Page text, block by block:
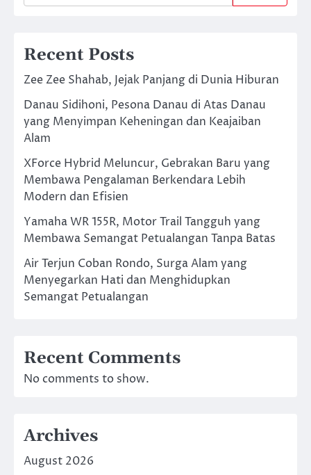
Recent Posts
Zee Zee Shahab, Jejak Panjang di Dunia Hiburan
Danau Sidihoni, Pesona Danau di Atas Danau
yang Menyimpan Keheningan dan Keajaiban
Alam
XForce Hybrid Meluncur, Gebrakan Baru yang
Membawa Pengalaman Berkendara Lebih
Modern dan Efisien
Yamaha WR 155R, Motor Trail Tangguh yang
Membawa Semangat Petualangan Tanpa Batas
Air Terjun Coban Rondo, Surga Alam yang
Menyegarkan Hati dan Menghidupkan
Semangat Petualangan
Recent Comments
No comments to show.
Archives
August 2026